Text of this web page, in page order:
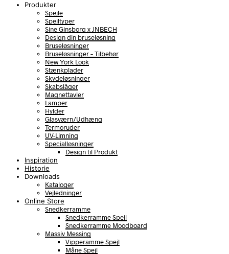
Produkter
Spejle
Spejltyper
Sine Ginsborg x JNBECH
Design din bruseløsning
Bruseløsninger
Bruseløsninger – Tilbehør
New York Look
Stænkplader
Skydeløsninger
Skabslåger
Magnettavler
Lamper
Hylder
Glasværn/Udhæng
Termoruder
UV-Limning
Specialløsninger
Design til Produkt
Inspiration
Historie
Downloads
Kataloger
Vejledninger
Online Store
Snedkerramme
Snedkerramme Spejl
Snedkerramme Moodboard
Massiv Messing
Vipperamme Spejl
Måne Spejl